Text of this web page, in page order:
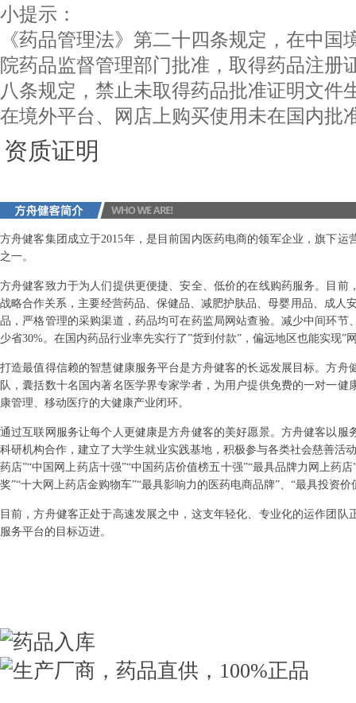
小提示：
《药品管理法》第二十四条规定，在中
院药品监督管理部门批准，取得药品注册
八条规定，禁止未取得药品批准证明文件
在境外平台、网店上购买使用未在国内批
资质证明
方舟健客集团成立于2015年，是目前国内医药电商的领军企业，旗下
之一。
方舟健客致力于为人们提供更便捷、安全、低价的在线购药服务。目
战略合作关系，主要经营药品、保健品、减肥护肤品、母婴用品、成人
品，严格管理的采购渠道，药品均可在药监局网站查验。减少中间环
少省30%。在国内药品行业率先实行了”货到付款”，偏远地区也能实现”
打造最值得信赖的智慧健康服务平台是方舟健客的长远发展目标。方
队，囊括数十名国内著名医学界专家学者，为用户提供免费的一对一
康管理、移动医疗的大健康产业闭环。
通过互联网服务让每个人更健康是方舟健客的美好愿景。方舟健客以
科研机构合作，建立了大学生就业实践基地，积极参与各类社会慈善活
药店”“中国网上药店十强”“中国药店价值榜五十强”“最具品牌力网上药
奖”“十大网上药店金购物车”“最具影响力的医药电商品牌”、“最具投资
目前，方舟健客正处于高速发展之中，这支年轻化、专业化的运作团
服务平台的目标迈进。